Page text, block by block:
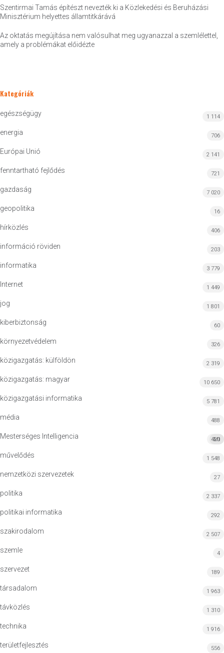
Szentirmai Tamás építészt nevezték ki a Közlekedési és Beruházási
Minisztérium helyettes államtitkárává
Az oktatás megújítása nem valósulhat meg ugyanazzal a szemlélettel,
amely a problémákat előidézte
Kategóriák
egészségügy 1 114
energia 706
Európai Unió 2 141
fenntartható fejlődés 721
gazdaság 7 020
geopolitika 16
hírközlés 406
információ röviden 203
informatika 3 779
Internet 1 449
jog 1 801
kiberbiztonság 60
környezetvédelem 326
közigazgatás: külföldön 2 319
közigazgatás: magyar 10 650
közigazgatási informatika 5 781
média 488
Mesterséges Intelligencia MI
420
művelődés 1 548
nemzetközi szervezetek 27
politika 2 337
politikai informatika 292
szakirodalom 2 507
szemle 4
szervezet 189
társadalom 1 963
távközlés 1 310
technika 1 916
területfejlesztés 556